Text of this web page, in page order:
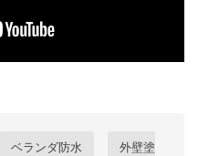
ベランダ防水 外壁塗